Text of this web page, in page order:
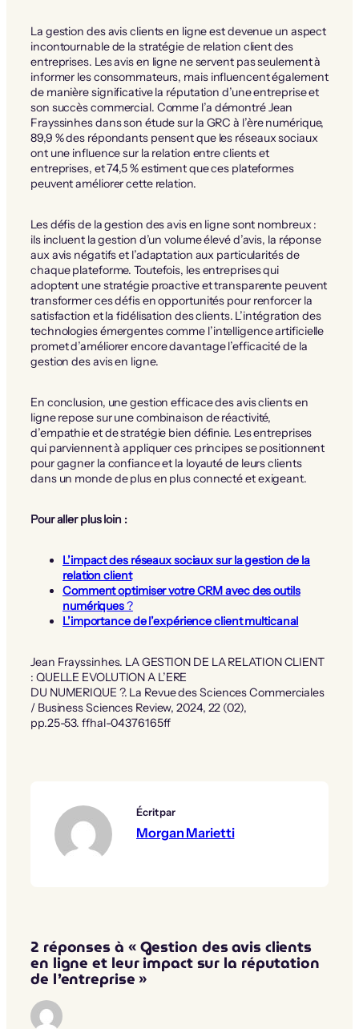
La gestion des avis clients en ligne est devenue un aspect
incontournable de la stratégie de relation client des
entreprises. Les avis en ligne ne servent pas seulement à
informer les consommateurs, mais influencent également
de manière significative la réputation d’une entreprise et
son succès commercial. Comme l’a démontré Jean
Frayssinhes dans son étude sur la GRC à l’ère numérique,
89,9 % des répondants pensent que les réseaux sociaux
ont une influence sur la relation entre clients et
entreprises, et 74,5 % estiment que ces plateformes
peuvent améliorer cette relation.
Les défis de la gestion des avis en ligne sont nombreux :
ils incluent la gestion d’un volume élevé d’avis, la réponse
aux avis négatifs et l’adaptation aux particularités de
chaque plateforme. Toutefois, les entreprises qui
adoptent une stratégie proactive et transparente peuvent
transformer ces défis en opportunités pour renforcer la
satisfaction et la fidélisation des clients. L’intégration des
technologies émergentes comme l’intelligence artificielle
promet d’améliorer encore davantage l’efficacité de la
gestion des avis en ligne.
En conclusion, une gestion efficace des avis clients en
ligne repose sur une combinaison de réactivité,
d’empathie et de stratégie bien définie. Les entreprises
qui parviennent à appliquer ces principes se positionnent
pour gagner la confiance et la loyauté de leurs clients
dans un monde de plus en plus connecté et exigeant.
Pour aller plus loin :
L’impact des réseaux sociaux sur la gestion de la
relation client
Comment optimiser votre CRM avec des outils
numériques?
L’importance de l’expérience client multicanal
Jean Frayssinhes. LA GESTION DE LA RELATION CLIENT
: QUELLE EVOLUTION A L’ERE
DU NUMERIQUE ?. La Revue des Sciences Commerciales
/ Business Sciences Review, 2024, 22 (02),
pp.25-53. ffhal-04376165ff
Écrit par
Morgan Marietti
2 réponses à «Gestion des avis clients
en ligne et leur impact sur la réputation
de l’entreprise»